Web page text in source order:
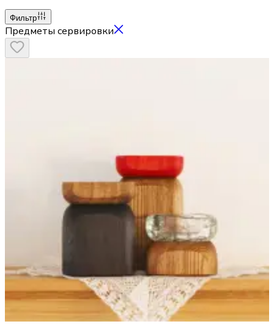
Фильтр
Предметы сервировки